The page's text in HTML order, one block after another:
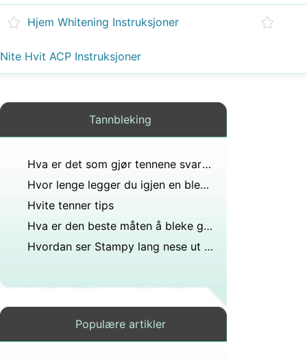
Hjem Whitening Instruksjoner
Nite Hvit ACP Instruksjoner
Tannbleking
Hva er det som gjør tennene svarte med for å vise all plaketten?
Hvor lenge legger du igjen en blekestrimmel på tennene?
Hvite tenner tips
Hva er den beste måten å bleke gule tenner på på 1 måned?
Hvordan ser Stampy lang nese ut personlig?
Populære artikler